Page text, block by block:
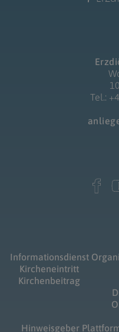
Tel.:
Informationsdienst
Kircheneintritt
Kirchenbeitrag
Hinweisgeber